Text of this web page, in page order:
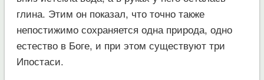
глина. Этим он показал, что точно также
непостижимо сохраняется одна природа, одно
естество в Боге, и при этом существуют три
Ипостаси.